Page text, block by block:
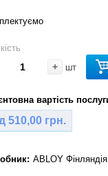
+ шт
вартість
510,00 грн.
ABLOY Фінляндія